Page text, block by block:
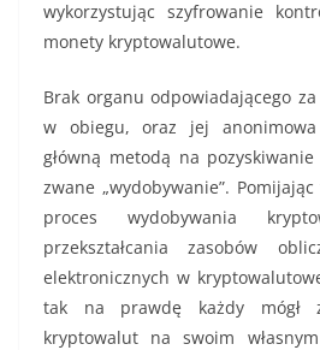
wykorzystując szyfrowanie
monety kryptowalutowe.
Brak organu odpowiadającego
w obiegu, oraz jej
główną metodą na
zwane „wydobywanie”. Pomijając
proces wydobywania
przekształcania zasobów
elektronicznych w
tak na prawdę każdy mógł
kryptowalut na swoim